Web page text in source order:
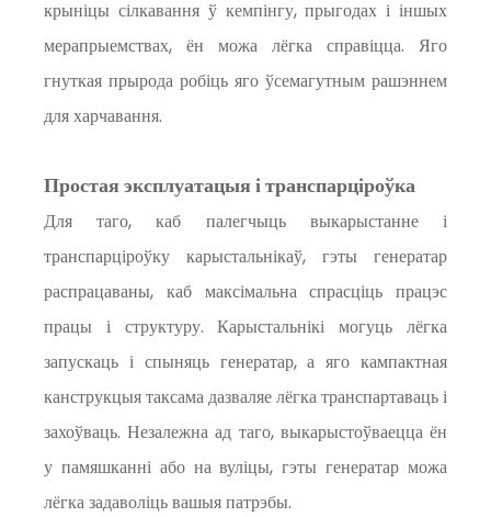
крыніцы сілкавання ў кемпінгу, прыгодах і іншых
мерапрыемствах, ён можа лёгка справіцца. Яго
гнуткая прырода робіць яго ўсемагутным рашэннем
для харчавання.
Простая эксплуатацыя і транспарціроўка
Для таго, каб палегчыць выкарыстанне і
транспарціроўку карыстальнікаў, гэты генератар
распрацаваны, каб максімальна спрасціць працэс
працы і структуру. Карыстальнікі могуць лёгка
запускаць і спыняць генератар, а яго кампактная
канструкцыя таксама дазваляе лёгка транспартаваць і
захоўваць. Незалежна ад таго, выкарыстоўваецца ён
у памяшканні або на вуліцы, гэты генератар можа
лёгка задаволіць вашыя патрэбы.